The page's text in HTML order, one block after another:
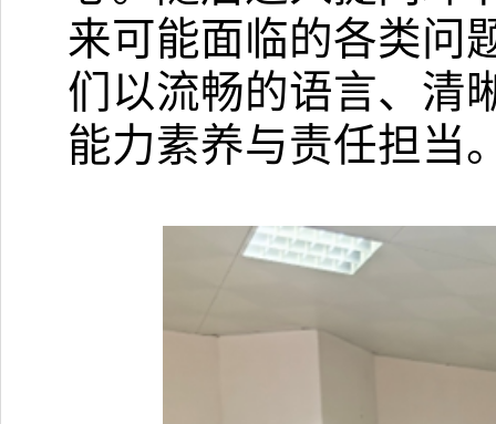
来可能面临的各类问
们以流畅的语言、清
能力素养与责任担当